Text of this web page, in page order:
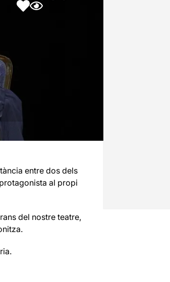
entre dos dels
al propi
del nostre teatre,